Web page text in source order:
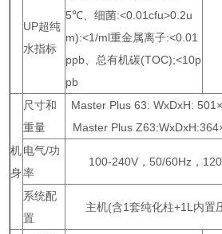
UP超纯
水指标
5℃、细菌:<0.01cfu>0.2u
m):<1/ml重金属离子:<0.01
ppb、总有机碳(TOC);<10p
pb
机
身
尺寸和
重量
Master Plus 63: WxDxH:
Master Plus
电气/功
率
100-240V，50/60Hz，
系统配
置
主机(含1套纯化柱+1L内置